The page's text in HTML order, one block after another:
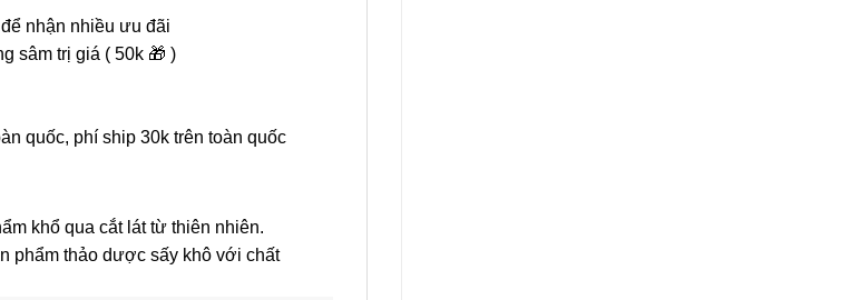
để nhận nhiều ưu đãi
sâm trị giá ( 50k 🎁 )
quốc, phí ship 30k trên toàn quốc
khổ qua cắt lát từ thiên nhiên.
phẩm thảo dược sấy khô với chất